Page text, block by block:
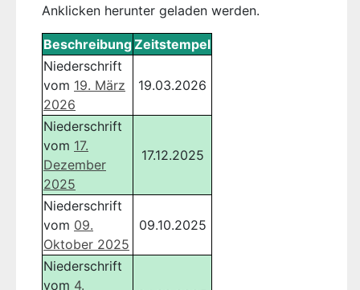
Anklicken herunter geladen werden.
BeschreibungZeitstempel
Niederschrift
vom 19. März
2026
19.03.2026
Niederschrift
vom 17.
Dezember
2025
17.12.2025
Niederschrift
vom 09.
Oktober 2025
09.10.2025
Niederschrift
vom 4.